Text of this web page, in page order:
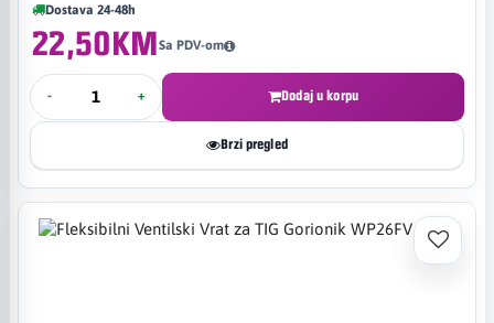
Dostava 24-48h
22,50KMSa PDV-om
- + Dodaj u korpu
Brzi pregled